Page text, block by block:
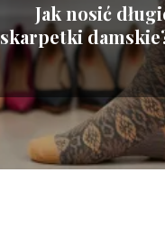
Jak nosić
skarpetki
modne